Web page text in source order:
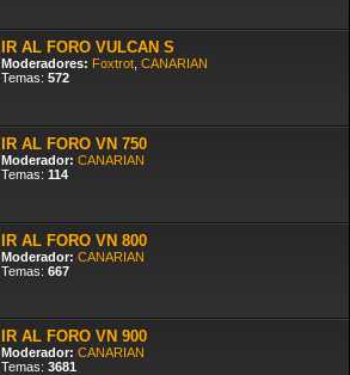
IR AL FORO VULCAN S
Moderadores: Foxtrot CANARIAN
Temas: 572
IR AL FORO VN 750
Moderador: CANARIAN
Temas: 114
IR AL FORO VN 800
Moderador: CANARIAN
Temas: 667
IR AL FORO VN 900
Moderador: CANARIAN
Temas: 3681